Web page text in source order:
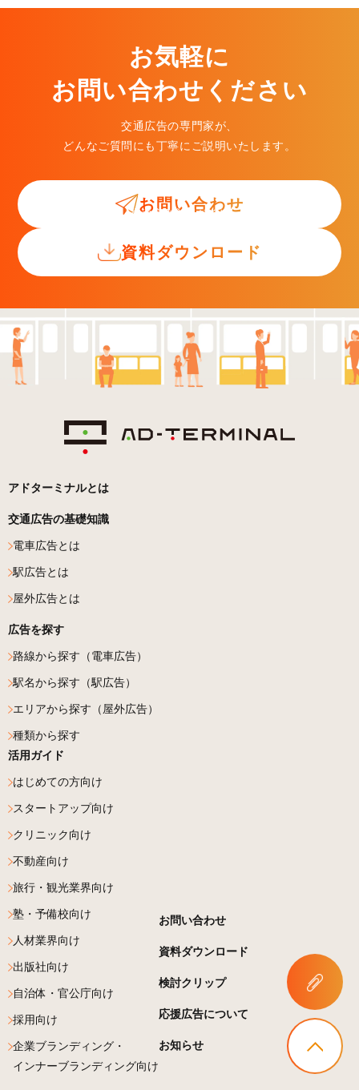
お気軽に
お問い合わせください
交通広告の専門家が、
どんなご質問にも丁寧にご説明いたします。
お問い合わせ
交通広告入門ガイド
資料ダウンロード
アドターミナルとは
交通広告の基礎知識
電車広告とは
駅広告とは
屋外広告とは
広告を探す
路線から探す（電車広告）
駅名から探す（駅広告）
エリアから探す（屋外広告）
種類から探す
活用ガイド
はじめての方向け
スタートアップ向け
クリニック向け
不動産向け
旅行・観光業界向け
塾・予備校向け
人材業界向け
出版社向け
自治体・官公庁向け
採用向け
企業ブランディング・
インナーブランディング向け
お問い合わせ
資料ダウンロード
検討クリップ
応援広告について
お知らせ